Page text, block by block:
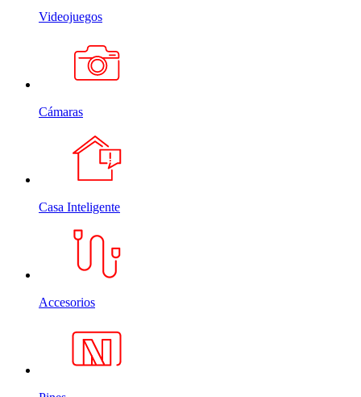
Videojuegos
Cámaras
Casa Inteligente
Accesorios